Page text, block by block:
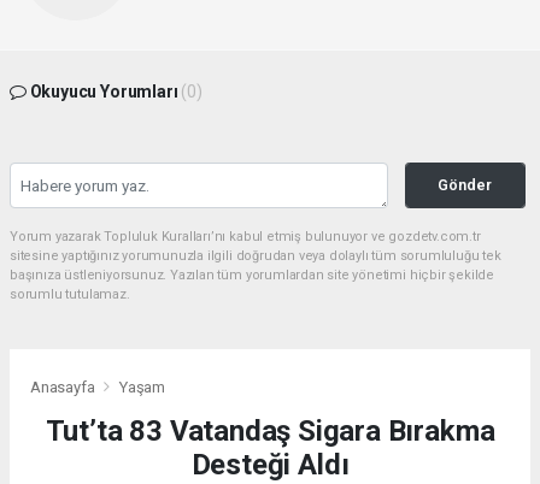
Okuyucu Yorumları (0)
Gönder
Yorum yazarak Topluluk Kuralları’nı kabul etmiş bulunuyor ve gozdetv.com.tr
sitesine yaptığınız yorumunuzla ilgili doğrudan veya dolaylı tüm sorumluluğu tek
başınıza üstleniyorsunuz. Yazılan tüm yorumlardan site yönetimi hiçbir şekilde
sorumlu tutulamaz.
Anasayfa Yaşam
Tut’ta 83 Vatandaş Sigara Bırakma
Desteği Aldı